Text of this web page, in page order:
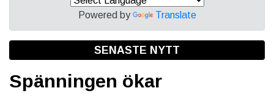
Powered by Translate
SENASTE NYTT
Spänningen ökar